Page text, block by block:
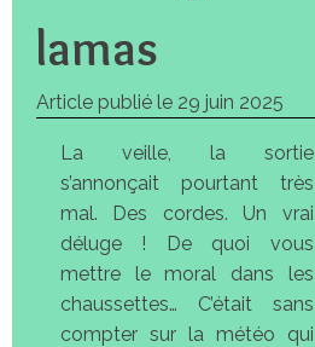
lamas
Article publié le 29 juin 2025
La veille, la sortie
s’annonçait pourtant très
mal. Des cordes. Un vrai
déluge ! De quoi vous
mettre le moral dans les
chaussettes… C’était sans
compter sur la météo qui